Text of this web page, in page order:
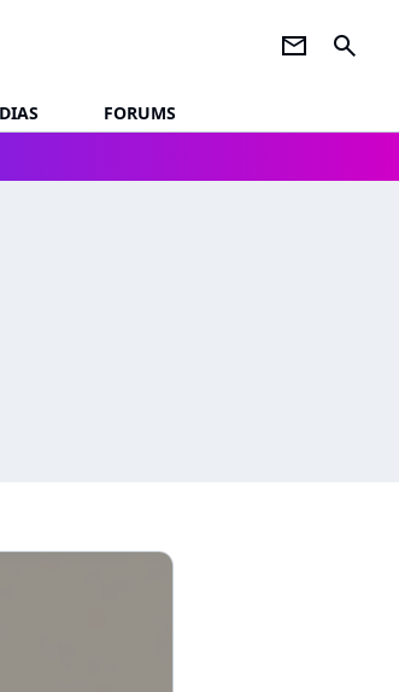
newsletter search
FORUMS